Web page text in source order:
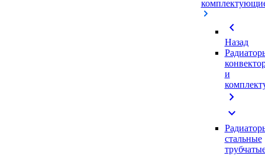
chevron_left
Назад
и
chevron_right
expand_more
стальные